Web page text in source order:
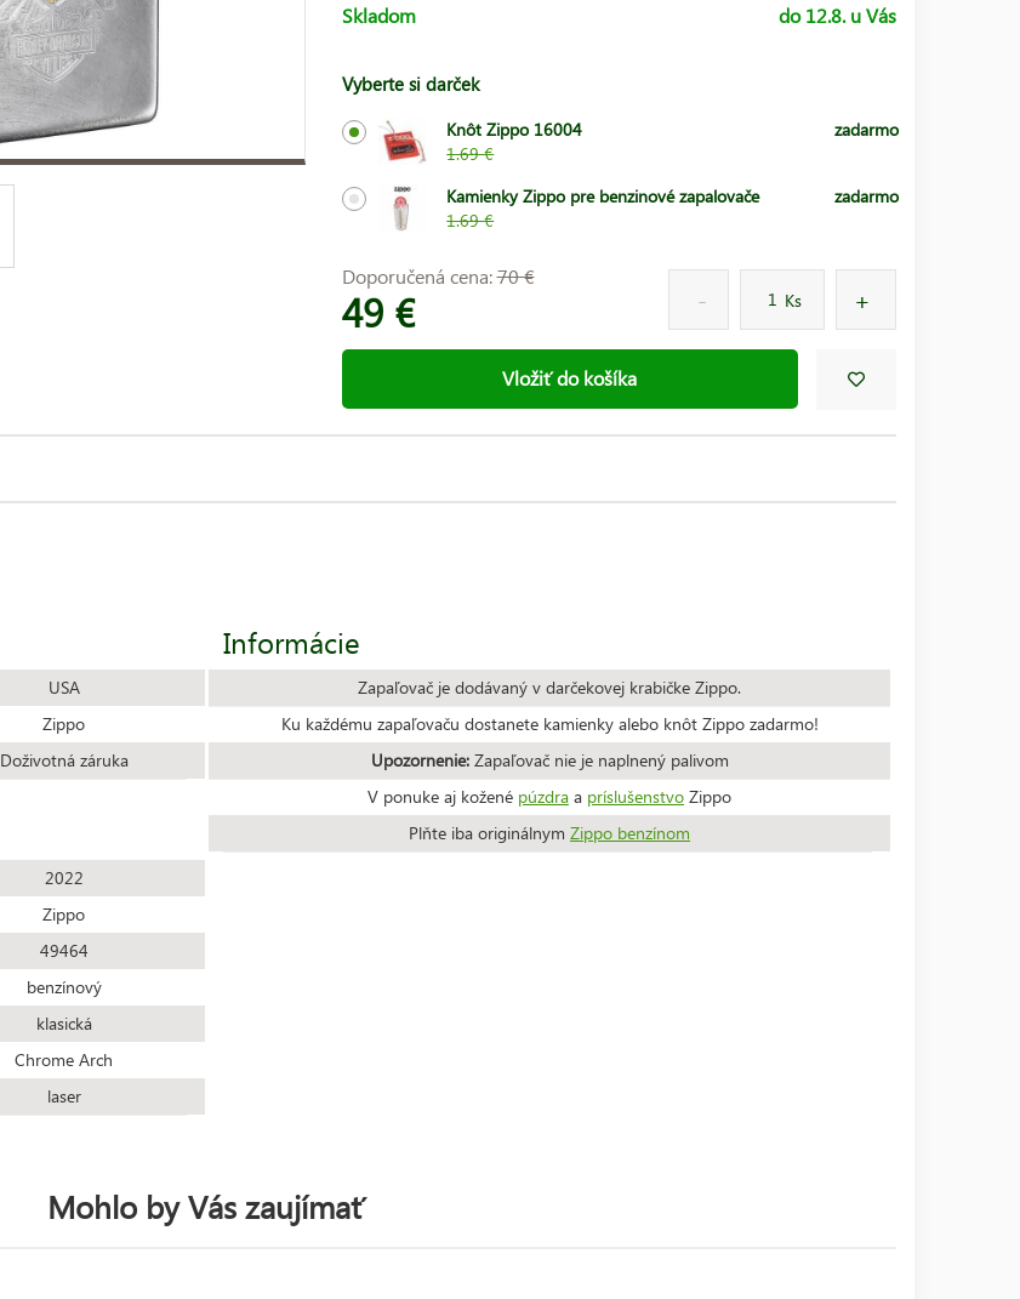
Skladom do 12.8. u Vás
Vyberte si darček
Knôt Zippo 16004
1.69 €
zadarmo
Kamienky Zippo pre benzinové zapalovače
1.69 €
zadarmo
Doporučená cena:70 €
49 € Ks
Vložiť do košíka
USA
Zippo
Doživotná záruka
2022
Zippo
49464
benzínový
klasická
Chrome Arch
laser
Informácie
Zapaľovač je dodávaný v darčekovej krabičke Zippo.
Ku každému zapaľovaču dostanete kamienky alebo knôt Zippo zadarmo!
Upozornenie:Zapaľovač nie je naplnený palivom
V ponuke aj kožené púzdra a príslušenstvo Zippo
Plňte iba originálnym Zippo benzínom
Mohlo by Vás zaujímať